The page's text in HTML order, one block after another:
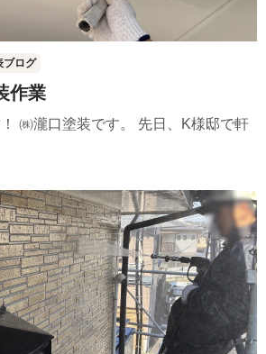
ブログ
作業
㈱瀧口塗装です。 先日、K様邸で軒